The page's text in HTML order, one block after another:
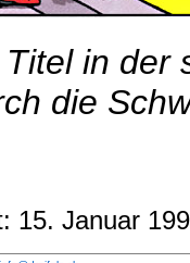
in der
die
15. Januar